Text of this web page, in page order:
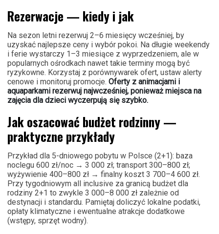
Rezerwacje — kiedy i jak
Na sezon letni rezerwuj 2–6 miesięcy wcześniej, by
uzyskać najlepsze ceny i wybór pokoi. Na długie weekendy
i ferie wystarczy 1–3 miesiące z wyprzedzeniem, ale w
popularnych ośrodkach nawet takie terminy mogą być
ryzykowne. Korzystaj z porównywarek ofert, ustaw alerty
cenowe i monitoruj promocje. Oferty z animacjami i
aquaparkami rezerwuj najwcześniej, ponieważ miejsca na
zajęcia dla dzieci wyczerpują się szybko.
Jak oszacować budżet rodzinny —
praktyczne przykłady
Przykład dla 5-dniowego pobytu w Polsce (2+1): baza
noclegu 600 zł/noc → 3 000 zł; transport 300–800 zł;
wyżywienie 400–800 zł → finalny koszt 3 700–4 600 zł.
Przy tygodniowym all inclusive za granicą budżet dla
rodziny 2+1 to zwykle 3 000–8 000 zł zależnie od
destynacji i standardu. Pamiętaj doliczyć lokalne podatki,
opłaty klimatyczne i ewentualne atrakcje dodatkowe
(wstępy, sprzęt wodny).